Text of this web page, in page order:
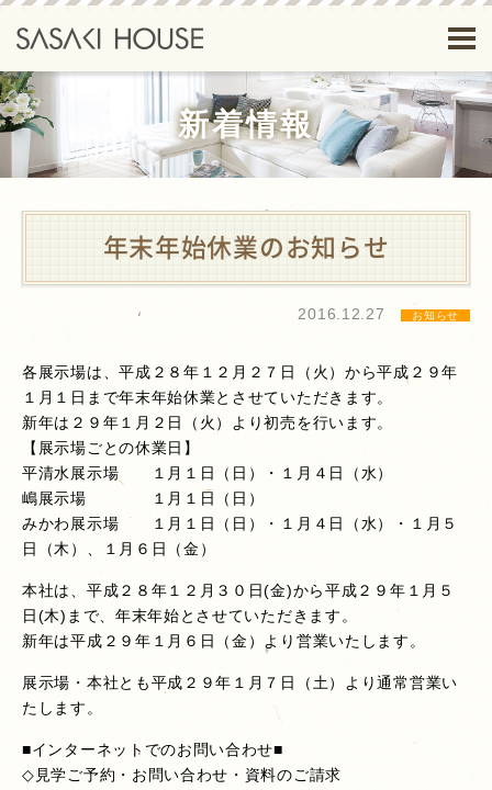
新着情報
年末年始休業のお知らせ
2016.12.27 お知らせ
各展示場は、平成２８年１２月２７日（火）から平成２９年
１月１日まで年末年始休業とさせていただきます。
新年は２９年１月２日（火）より初売を行います。
【展示場ごとの休業日】
平清水展示場 １月１日（日）・１月４日（水）
嶋展示場 １月１日（日）
みかわ展示場 １月１日（日）・１月４日（水）・１月５
日（木）、１月６日（金）
本社は、平成２８年１２月３０日(金)から平成２９年１月５
日(木)まで、年末年始とさせていただきます。
新年は平成２９年１月６日（金）より営業いたします。
展示場・本社とも平成２９年１月７日（土）より通常営業い
たします。
■インターネットでのお問い合わせ■
◇見学ご予約・お問い合わせ・資料のご請求